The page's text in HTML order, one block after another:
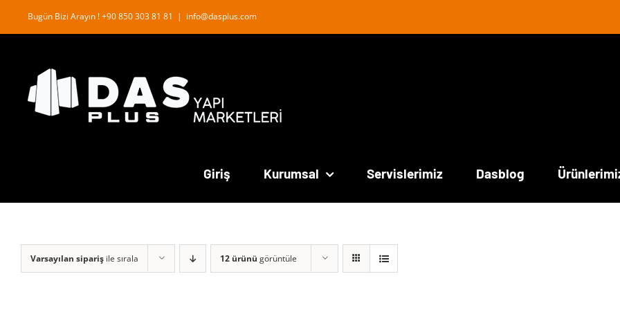
Bugün Bizi Arayın ! +90 850 303 81 81 | info@dasplus.com
Giriş Kurumsal Servislerimiz Dasblog
Varsayılan sipariş ile sırala 12 ürünü görüntüle